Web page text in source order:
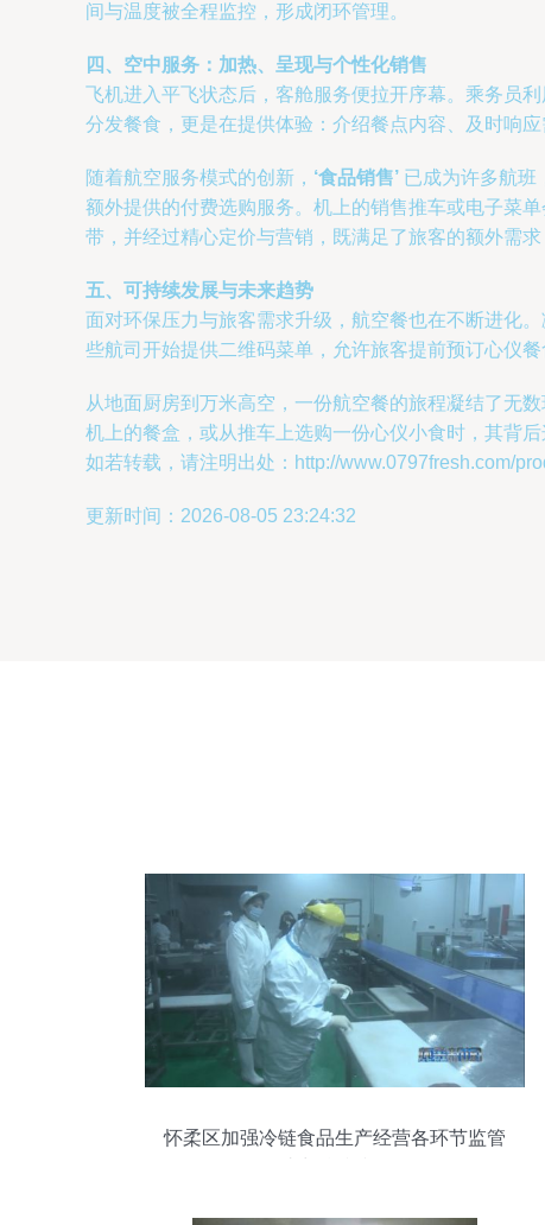
间与温度被全程监控，形成闭环管理。
四、空中服务：加热、呈现与个性化销售
飞机进入平飞状态后，客舱服务便拉开序幕。乘务员
分发餐食，更是在提供体验：介绍餐点内容、及时响应
随着航空服务模式的创新， ‘食品销售’ 已成为许多航班
额外提供的付费选购服务。机上的销售推车或电子菜
带，并经过精心定价与营销，既满足了旅客的额外需
五、可持续发展与未来趋势
面对环保压力与旅客需求升级，航空餐也在不断进化
些航司开始提供二维码菜单，允许旅客提前预订心仪餐
从地面厨房到万米高空，一份航空餐的旅程凝结了无
机上的餐盒，或从推车上选购一份心仪小食时，其背
如若转载，请注明出处：http://www.0797fresh.com/
更新时间：2026-08-05 23:24:32
怀柔区加强冷链食品生产经营各环节监管